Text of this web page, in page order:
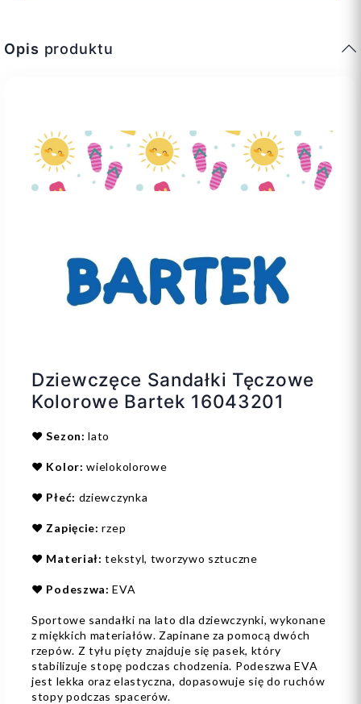
Opis produktu
Dziewczęce Sandałki Tęczowe
Kolorowe Bartek 16043201
❤️ Sezon:lato
❤️ Kolor:wielokolorowe
❤️ Płeć: dziewczynka
❤️ Zapięcie:rzep
❤️ Materiał: tekstyl, tworzywo sztuczne
❤️ Podeszwa:EVA
Sportowe sandałki na lato dla dziewczynki, wykonane
z miękkich materiałów. Zapinane za pomocą dwóch
rzepów. Z tyłu pięty znajduje się pasek, który
stabilizuje stopę podczas chodzenia. Podeszwa EVA
jest lekka oraz elastyczna, dopasowuje się do ruchów
stopy podczas spacerów.